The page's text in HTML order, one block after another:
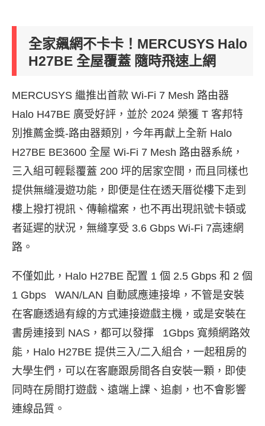
全家飆網不卡卡！MERCUSYS Halo
H27BE 全屋覆蓋 隨時飛速上網
MERCUSYS 繼推出首款 Wi-Fi 7 Mesh 路由器
Halo H47BE 廣受好評，並於 2024 榮獲 T 客邦特
別推薦金獎-路由器類別，今年再獻上全新 Halo
H27BE BE3600 全屋 Wi-Fi 7 Mesh 路由器系統，
三入組可輕鬆覆蓋 200 坪的居家空間，而且同樣也
提供無縫漫遊功能，即便是住在透天厝從樓下走到
樓上撥打視訊、傳輸檔案，也不再出現訊號卡頓或
者延遲的狀況，無縫享受 3.6 Gbps Wi-Fi 7高速網
路。
不僅如此，Halo H27BE 配置 1 個 2.5 Gbps 和 2 個
1 Gbps WAN/LAN 自動感應連接埠，不管是安裝
在客廳透過有線的方式連接遊戲主機，或是安裝在
書房連接到 NAS，都可以發揮 1Gbps 寬頻網路效
能，Halo H27BE 提供三入/二入組合，一起租房的
大學生們，可以在客廳跟房間各自安裝一顆，即使
同時在房間打遊戲、遠端上課、追劇，也不會影響
連線品質。